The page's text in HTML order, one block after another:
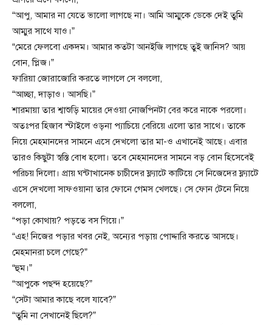
“আপু, আমার না যেতে ভালো লাগছে না। আমি আম্মুকে ডেকে দেই তুমি
আম্মুর সাথে যাও।”
“মেরে ফেলবো একদম। আমার কতটা আনইজি লাগছে তুই জানিস? আয়
বোন, প্লিজ।”
ফারিয়া জোরাজোরি করতে লাগলে সে বললো,
“আচ্ছা, দাড়াও। আসছি।”
শারমায়া তার শ্বাশুড়ি মায়ের দেওয়া নোজপিনটা বের করে নাকে পরলো।
অতঃপর হিজাব স্টাইলে ওড়না প্যাচিয়ে বেরিয়ে এলো তার সাথে। তাকে
নিয়ে মেহমানদের সামনে এসে দেখলো তার মা-ও এখানেই আছে। এবার
তারও কিছুটা স্বস্তি বোধ হলো। তবে মেহমানদের সামনে বড় বোন হিসেবেই
পরিচয় দিলো। প্রায় ঘন্টাখানেক চাচীদের ফ্ল্যাটে কাটিয়ে সে নিজেদের ফ্ল্যাটে
এসে দেখলো সাফওয়ানা তার ফোনে গেমস খেলছে। সে ফোন টেনে নিয়ে
বললো,
“পড়া কোথায়? পড়তে বস গিয়ে।”
“এহ! নিজের পড়ার খবর নেই, অন্যের পড়ায় পোদ্দারি করতে আসছে।
মেহমানরা চলে গেছে?”
“হুম।”
“আপুকে পছন্দ হয়েছে?”
“সেটা আমার কাছে বলে যাবে?”
“তুমি না সেখানেই ছিলে?”